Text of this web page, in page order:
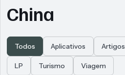
China
Todos Aplicativos Artigos
LP Turismo Viagem